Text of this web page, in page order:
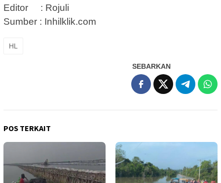
Editor : Rojuli
Sumber : Inhilklik.com
HL
SEBARKAN
POS TERKAIT